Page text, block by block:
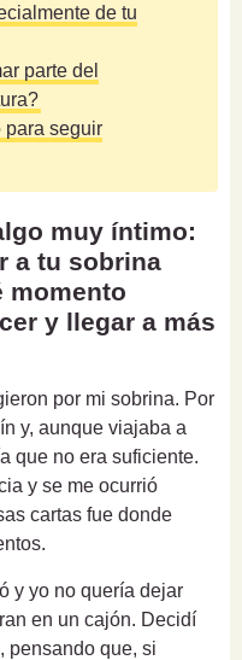
de tu
parte del
para seguir
muy íntimo:
a tu sobrina
momento
y llegar a más
por mi sobrina. Por
y, aunque viajaba a
que no era suficiente.
y se me ocurrió
cartas fue donde
y yo no quería dejar
en un cajón. Decidí
pensando que, si